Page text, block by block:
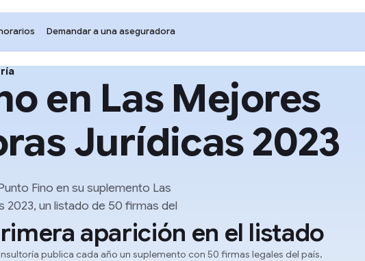
Demandar a una aseguradora
en Las Mejores
Jurídicas 2023
Fino en su suplemento Las
un listado de 50 firmas del
aparición en el listado
publica cada año un suplemento con 50 firmas legales del país,